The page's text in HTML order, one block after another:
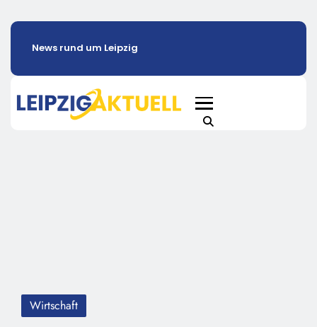
News rund um Leipzig
Wirtschaft